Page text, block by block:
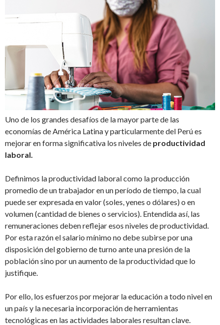
Uno de los grandes desafíos de la mayor parte de las
economías de América Latina y particularmente del Perú es
mejorar en forma significativa los niveles de productividad
laboral.
Definimos la productividad laboral como la producción
promedio de un trabajador en un período de tiempo, la cual
puede ser expresada en valor (soles, yenes o dólares) o en
volumen (cantidad de bienes o servicios). Entendida así, las
remuneraciones deben reflejar esos niveles de productividad.
Por esta razón el salario mínimo no debe subirse por una
disposición del gobierno de turno ante una presión de la
población sino por un aumento de la productividad que lo
justifique.
Por ello, los esfuerzos por mejorar la educación a todo nivel en
un país y la necesaria incorporación de herramientas
tecnológicas en las actividades laborales resultan clave.